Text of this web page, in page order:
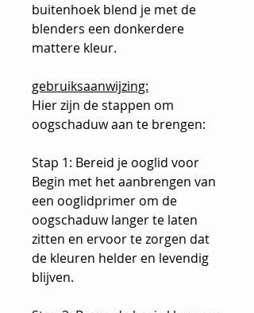
buitenhoek blend je met de
blenders een donkerdere
mattere kleur.
gebruiksaanwijzing:
Hier zijn de stappen om
oogschaduw aan te brengen:
Stap 1: Bereid je ooglid voor
Begin met het aanbrengen van
een ooglidprimer om de
oogschaduw langer te laten
zitten en ervoor te zorgen dat
de kleuren helder en levendig
blijven.